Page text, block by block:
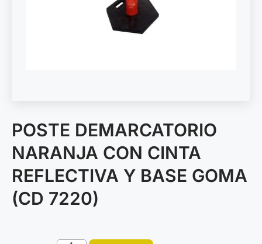
POSTE DEMARCATORIO
NARANJA CON CINTA
REFLECTIVA Y BASE GOMA
(CD 7220)